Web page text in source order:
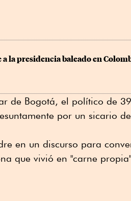
la presidencia baleado en
de Bogotá, el político de
por un sicario
en un discurso para
que vivió en "carne